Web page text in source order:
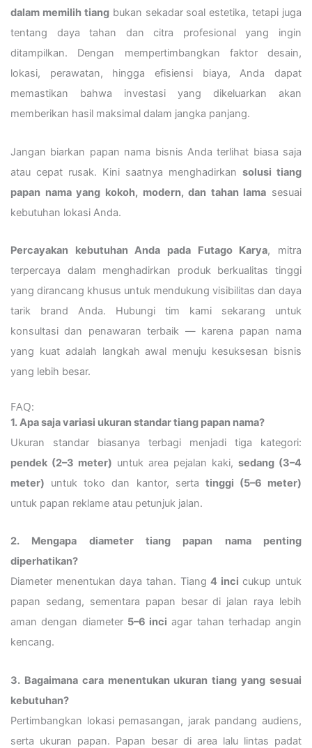
dalam memilih tiangbukan sekadar soal estetika, tetapi juga
tentang daya tahan dan citra profesional yang ingin
ditampilkan. Dengan mempertimbangkan faktor desain,
lokasi, perawatan, hingga efisiensi biaya, Anda dapat
memastikan bahwa investasi yang dikeluarkan akan
memberikan hasil maksimal dalam jangka panjang.
Jangan biarkan papan nama bisnis Anda terlihat biasa saja
atau cepat rusak. Kini saatnya menghadirkan solusi tiang
papan nama yang kokoh, modern, dan tahan lama sesuai
kebutuhan lokasi Anda.
Percayakan kebutuhan Anda pada Futago Karya, mitra
terpercaya dalam menghadirkan produk berkualitas tinggi
yang dirancang khusus untuk mendukung visibilitas dan daya
tarik brand Anda. Hubungi tim kami sekarang untuk
konsultasi dan penawaran terbaik — karena papan nama
yang kuat adalah langkah awal menuju kesuksesan bisnis
yang lebih besar.
FAQ:
1. Apa saja variasi ukuran standar tiang papan nama?
Ukuran standar biasanya terbagi menjadi tiga kategori:
pendek (2–3 meter) untuk area pejalan kaki, sedang (3–4
meter) untuk toko dan kantor, serta tinggi (5–6 meter)
untuk papan reklame atau petunjuk jalan.
2. Mengapa diameter tiang papan nama penting
diperhatikan?
Diameter menentukan daya tahan. Tiang4 inci cukup untuk
papan sedang, sementara papan besar di jalan raya lebih
aman dengan diameter 5–6 inci agar tahan terhadap angin
kencang.
3. Bagaimana cara menentukan ukuran tiang yang sesuai
kebutuhan?
Pertimbangkan lokasi pemasangan, jarak pandang audiens,
serta ukuran papan. Papan besar di area lalu lintas padat